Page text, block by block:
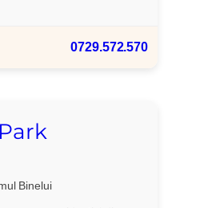
0729.572.570
Binelui